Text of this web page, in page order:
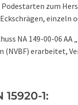
zum
NA 149-00-06
erarbeitet,
1: